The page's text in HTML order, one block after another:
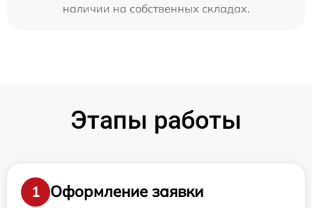
наличии на собственных складах.
Этапы работы
1
Оформление заявки